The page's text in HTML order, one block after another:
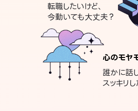
転職したいけど、
今動いても大丈夫？
心のモヤ
誰かに話
スッキリ